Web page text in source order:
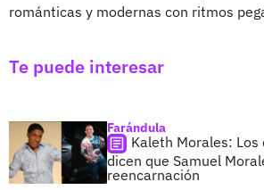
románticas y modernas con ritmos
Te puede interesar
Farándula
Kaleth Morales:
dicen que Samuel
reencarnación